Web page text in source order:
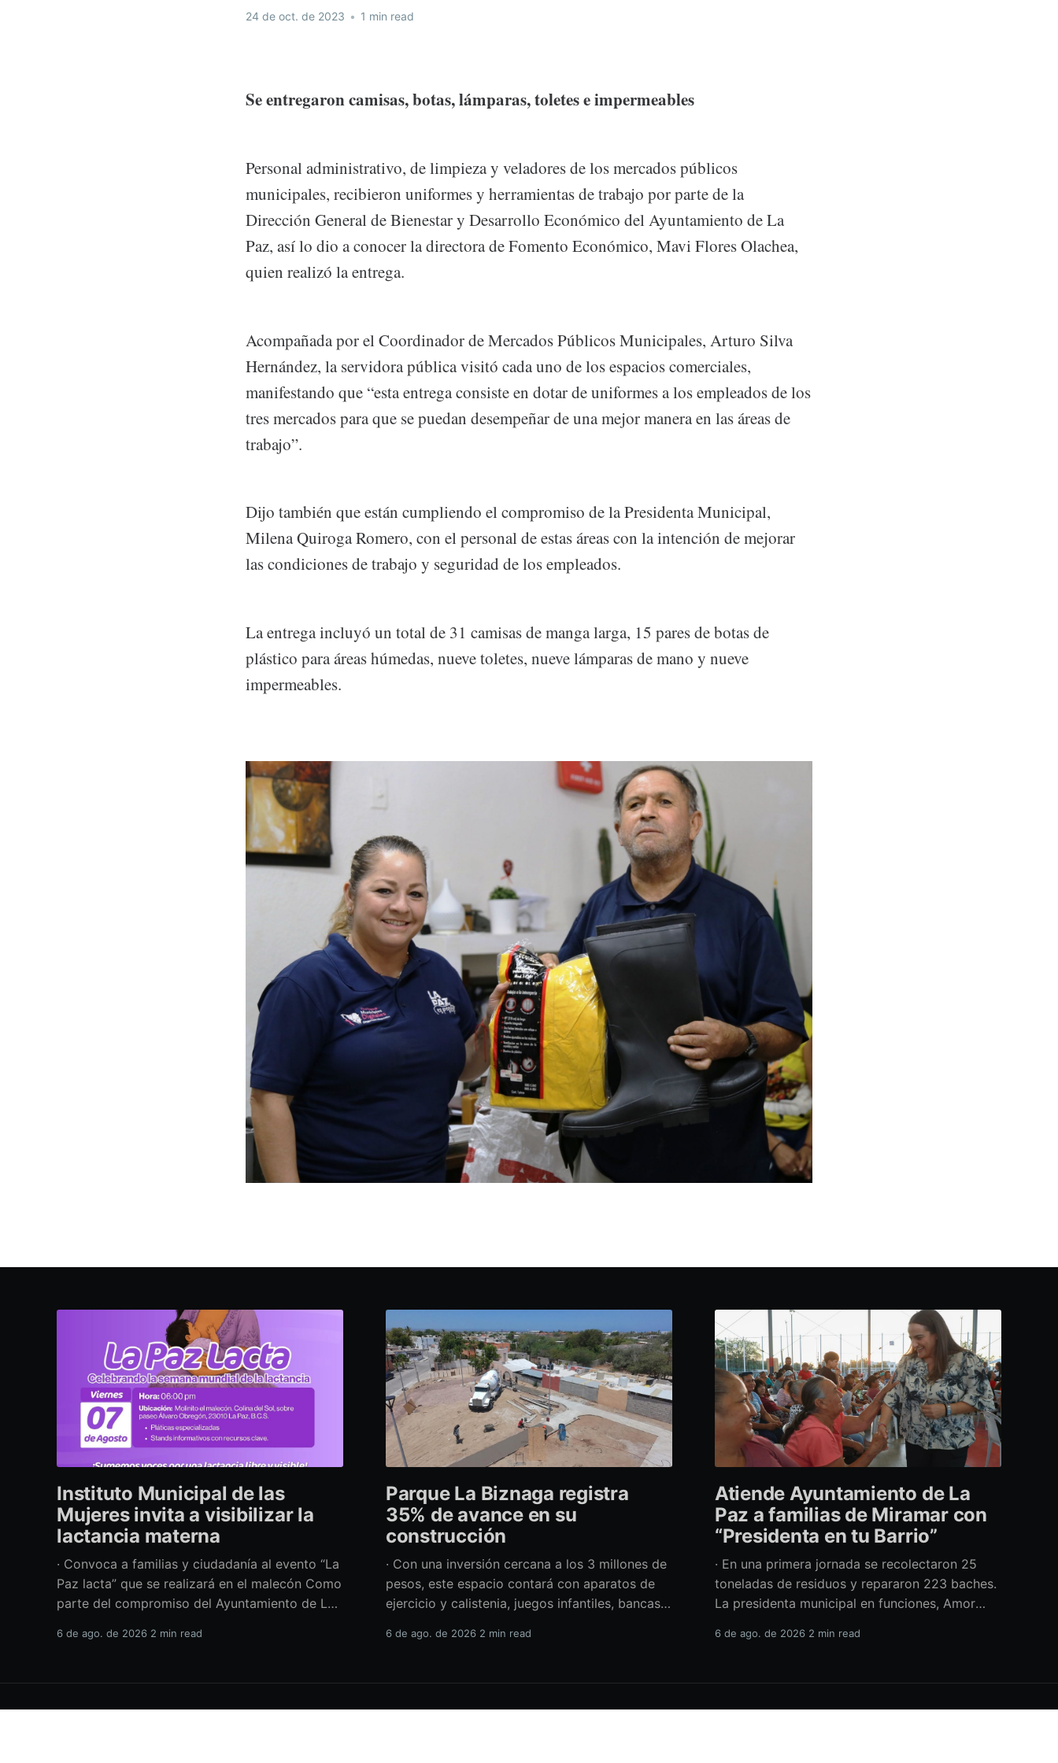
24 de oct. de 2023 • 1 min read
Se entregaron camisas, botas, lámparas, toletes e impermeables
Personal administrativo, de limpieza y veladores de los mercados públicos
municipales, recibieron uniformes y herramientas de trabajo por parte de la
Dirección General de Bienestar y Desarrollo Económico del Ayuntamiento de La
Paz, así lo dio a conocer la directora de Fomento Económico, Mavi Flores Olachea,
quien realizó la entrega.
Acompañada por el Coordinador de Mercados Públicos Municipales, Arturo Silva
Hernández, la servidora pública visitó cada uno de los espacios comerciales,
manifestando que “esta entrega consiste en dotar de uniformes a los empleados de los
tres mercados para que se puedan desempeñar de una mejor manera en las áreas de
trabajo”.
Dijo también que están cumpliendo el compromiso de la Presidenta Municipal,
Milena Quiroga Romero, con el personal de estas áreas con la intención de mejorar
las condiciones de trabajo y seguridad de los empleados.
La entrega incluyó un total de 31 camisas de manga larga, 15 pares de botas de
plástico para áreas húmedas, nueve toletes, nueve lámparas de mano y nueve
impermeables.
Instituto Municipal de las
Mujeres invita a visibilizar la
lactancia materna
· Convoca a familias y ciudadanía al evento “La
Paz lacta” que se realizará en el malecón Como
parte del compromiso del Ayuntamiento de La
promuevan el bienestar, la salud y los derechos
incluyentes, el Instituto Municipal
6 de ago. de 2026 2 min read
Parque La Biznaga registra
35% de avance en su
construcción
· Con una inversión cercana a los 3 millones de
pesos, este espacio contará con aparatos de
ejercicio y calistenia, juegos infantiles, bancas,
alcaldesa de La Paz en funciones, Amor Fenech
construcción del parque La Biznaga ubicado
6 de ago. de 2026 2 min read
Atiende Ayuntamiento de La
Paz a familias de Miramar con
“Presidenta en tu Barrio”
· En una primera jornada se recolectaron 25
toneladas de residuos y repararon 223 baches.
La presidenta municipal en funciones, Amor
programa “Presidenta en tu Barrio” en la
Paz brindó más de 600 servicios sociales y
6 de ago. de 2026 2 min read